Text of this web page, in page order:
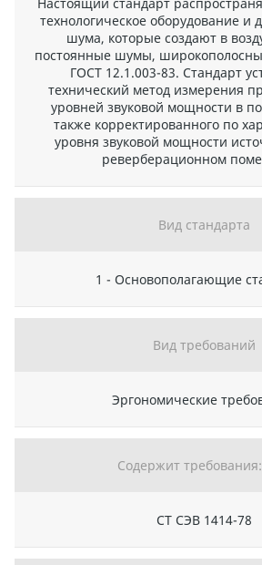
Настоящий стандарт
технологическое оборудование и
шума, которые создают в
постоянные шумы,
ГОСТ 12.1.003-83. Стандарт
технический метод измерения
уровней звуковой мощности в
также корректированного по
уровня звуковой мощности
реверберационном
Вид стандарта
1 - Основополагающие
Вид требований
Эргономические
Содержит
СТ СЭВ 1414-78